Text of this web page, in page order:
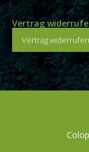
Vertrag
Vertrag widerrufen